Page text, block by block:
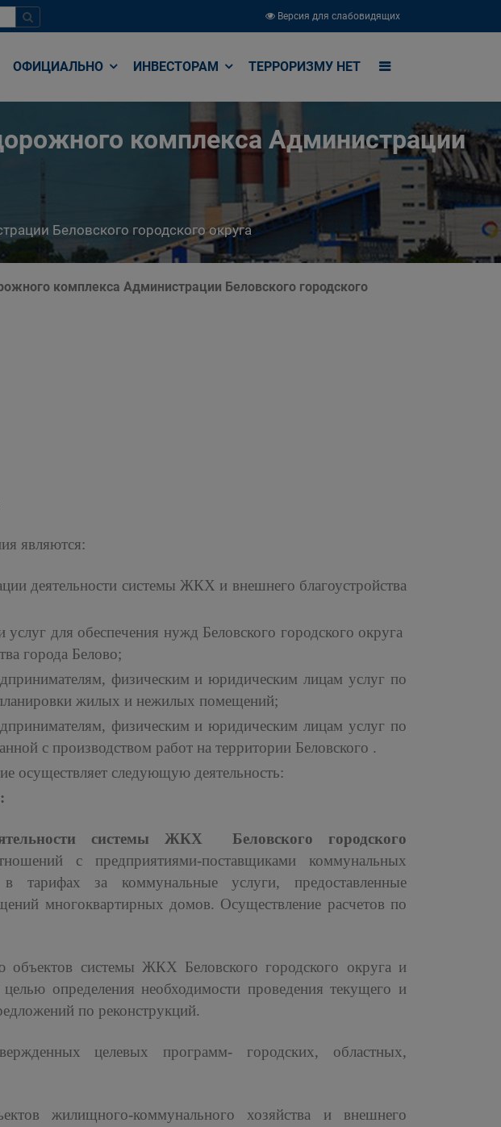
Версия для слабовидящих
ОФИЦИАЛЬНО ИНВЕСТОРАМ ТЕРРОРИЗМУ НЕТ
комплекса Администрации
Беловского городского округа
комплекса Администрации Беловского городского
являются:
деятельности системы ЖКХ и внешнего благоустройства
услуг для обеспечения нужд Беловского городского округа
города Белово;
физическим и юридическим лицам услуг по
жилых и нежилых помещений;
физическим и юридическим лицам услуг по
с производством работ на территории Беловского .
осуществляет следующую деятельность:
системы ЖКХ Беловского городского
с предприятиями-поставщиками коммунальных
тарифах за коммунальные услуги, предоставленные
многоквартирных домов. Осуществление расчетов по
объектов системы ЖКХ Беловского городского округа и
целью определения необходимости проведения текущего и
по реконструкций.
целевых программ- городских, областных,
жилищного-коммунального хозяйства и внешнего